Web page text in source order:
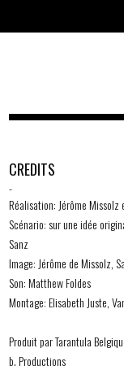
CREDITS
-
Réalisation: Jérôme Missolz
Scénario: sur une idée
Sanz
Image: Jérôme de Missolz,
Son: Matthew Foldes
Montage: Elisabeth Juste,
Produit par Tarantula
b. Productions